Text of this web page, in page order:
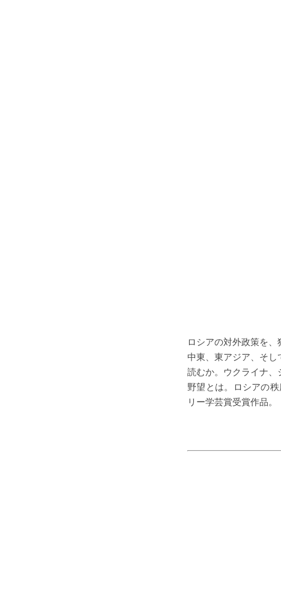
ロシアの対外政策を
中東、東アジア、そし
読むか。ウクライナ
野望とは。ロシアの
リー学芸賞受賞作品。